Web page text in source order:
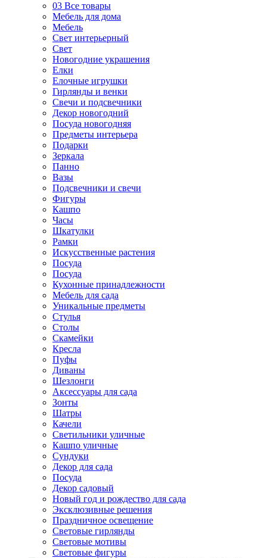
03 Все товары
Мебель для дома
Мебель
Свет интерьерный
Свет
Новогодние украшения
Елки
Елочные игрушки
Гирлянды и венки
Свечи и подсвечники
Декор новогодний
Посуда новогодняя
Предметы интерьера
Подарки
Зеркала
Панно
Вазы
Подсвечники и свечи
Фигуры
Кашпо
Часы
Шкатулки
Рамки
Искусственные растения
Посуда
Посуда
Кухонные принадлежности
Мебель для сада
Уникальные предметы
Стулья
Столы
Скамейки
Кресла
Пуфы
Диваны
Шезлонги
Аксессуары для сада
Зонты
Шатры
Качели
Cветильники уличные
Кашпо уличные
Сундуки
Декор для сада
Посуда
Декор садовый
Новый год и рождество для сада
Эксклюзивные решения
Праздничное освещение
Световые гирлянды
Световые мотивы
Световые фигуры